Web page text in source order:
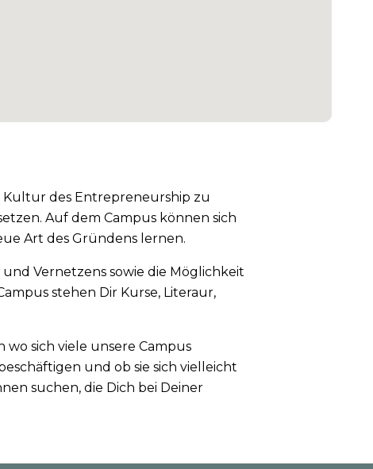
des Entrepreneurship zu
Auf dem Campus können sich
Art des Gründens lernen.
Vernetzens sowie die Möglichkeit
stehen Dir Kurse, Literaur,
sich viele unsere Campus
und ob sie sich vielleicht
suchen, die Dich bei Deiner